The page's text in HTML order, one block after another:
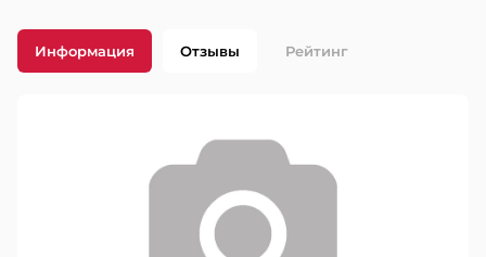
Информация Отзывы Рейтинг